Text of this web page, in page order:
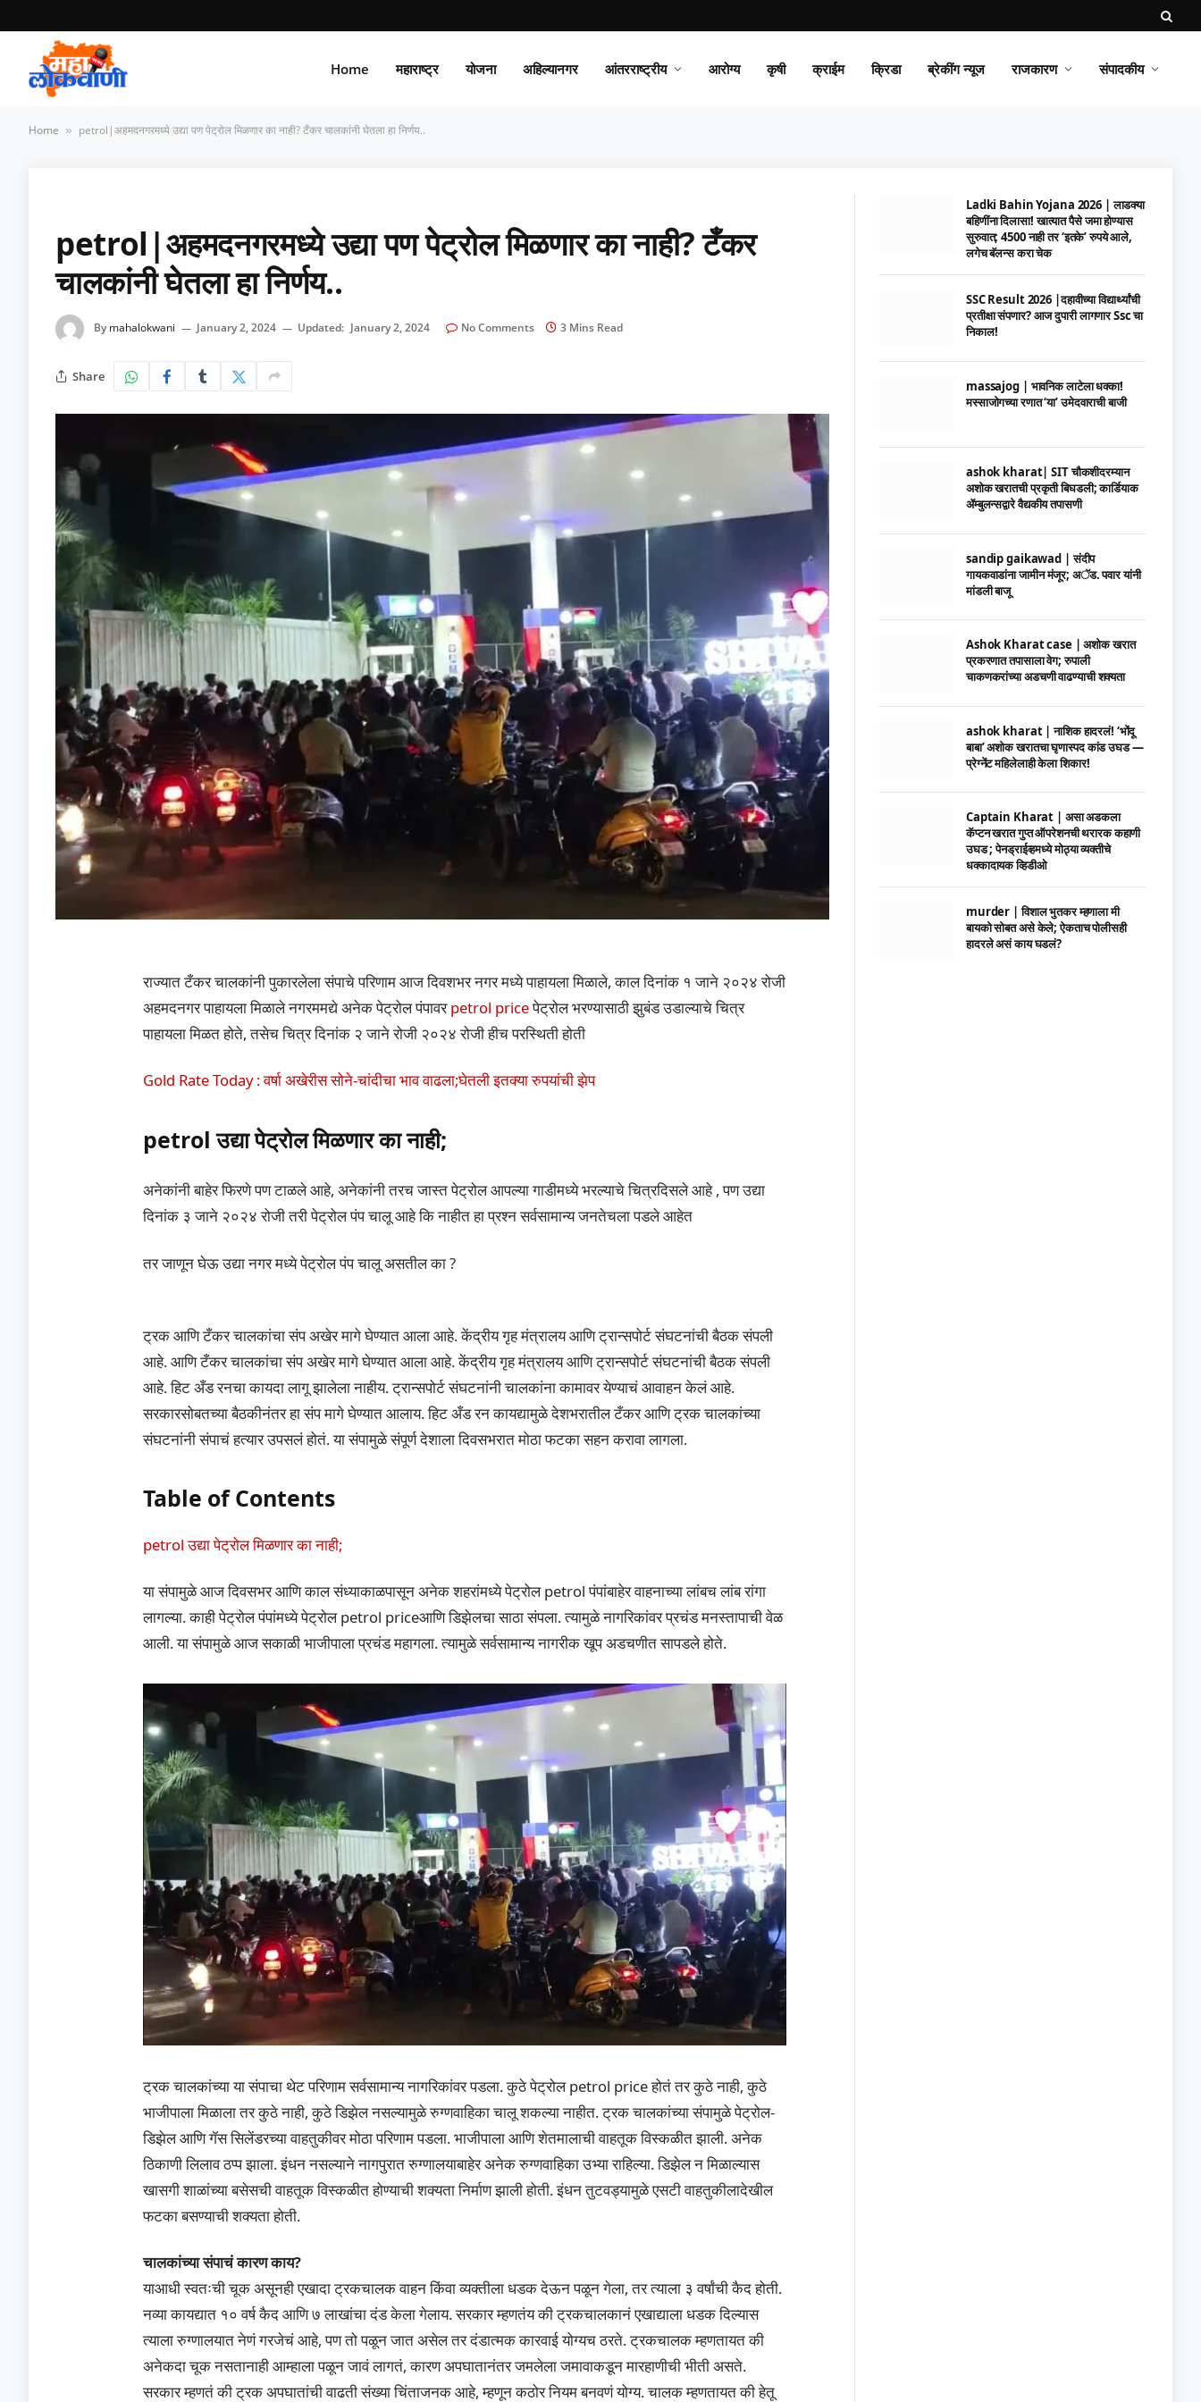
Home महाराष्ट्र योजना अहिल्यानगर आंतरराष्ट्रीय आरोग्य कृषी क्राईम क्रिडा ब्रेकींग न्यूज राजकारण संपादकीय
Home » petrol|अहमदनगरमध्ये उद्या पण पेट्रोल मिळणार का नाही? टँकर चालकांनी घेतला हा निर्णय..
petrol|अहमदनगरमध्ये उद्या पण पेट्रोल मिळणार का नाही? टँकर
चालकांनी घेतला हा निर्णय..
By mahalokwani January 2, 2024 Updated: January 2, 2024 No Comments 3 Mins Read
Share
राज्यात टँकर चालकांनी पुकारलेला संपाचे परिणाम आज दिवशभर नगर मध्ये पाहायला मिळाले, काल दिनांक १ जाने २०२४ रोजी
अहमदनगर पाहायला मिळाले नगरममद्ये अनेक पेट्रोल पंपावरpetrol priceपेट्रोल भरण्यासाठी झुबंड उडाल्याचे चित्र
पाहायला मिळत होते, तसेच चित्र दिनांक २ जाने रोजी २०२४ रोजी हीच परस्थिती होती
Gold Rate Today : वर्षा अखेरीस सोने-चांदीचा भाव वाढला;घेतली इतक्या रुपयांची झेप
petrol उद्या पेट्रोल मिळणार का नाही;
अनेकांनी बाहेर फिरणे पण टाळले आहे, अनेकांनी तरच जास्त पेट्रोल आपल्या गाडीमध्ये भरल्याचे चित्रदिसले आहे , पण उद्या
दिनांक ३ जाने २०२४ रोजी तरी पेट्रोल पंप चालू आहे कि नाहीत हा प्रश्न सर्वसामान्य जनतेचला पडले आहेत
तर जाणून घेऊ उद्या नगर मध्ये पेट्रोल पंप चालू असतील का ?
ट्रक आणि टँकर चालकांचा संप अखेर मागे घेण्यात आला आहे. केंद्रीय गृह मंत्रालय आणि ट्रान्सपोर्ट संघटनांची बैठक संपली
आहे. आणि टँकर चालकांचा संप अखेर मागे घेण्यात आला आहे. केंद्रीय गृह मंत्रालय आणि ट्रान्सपोर्ट संघटनांची बैठक संपली
आहे. हिट अँड रनचा कायदा लागू झालेला नाहीय. ट्रान्सपोर्ट संघटनांनी चालकांना कामावर येण्याचं आवाहन केलं आहे.
सरकारसोबतच्या बैठकीनंतर हा संप मागे घेण्यात आलाय. हिट अँड रन कायद्यामुळे देशभरातील टँकर आणि ट्रक चालकांच्या
संघटनांनी संपाचं हत्यार उपसलं होतं. या संपामुळे संपूर्ण देशाला दिवसभरात मोठा फटका सहन करावा लागला.
Table of Contents
petrol उद्या पेट्रोल मिळणार का नाही;
या संपामुळे आज दिवसभर आणि काल संध्याकाळपासून अनेक शहरांमध्ये पेट्रोल petrol पंपांबाहेर वाहनाच्या लांबच लांब रांगा
लागल्या. काही पेट्रोल पंपांमध्ये पेट्रोल petrol priceआणि डिझेलचा साठा संपला. त्यामुळे नागरिकांवर प्रचंड मनस्तापाची वेळ
आली. या संपामुळे आज सकाळी भाजीपाला प्रचंड महागला. त्यामुळे सर्वसामान्य नागरीक खूप अडचणीत सापडले होते.
ट्रक चालकांच्या या संपाचा थेट परिणाम सर्वसामान्य नागरिकांवर पडला. कुठे पेट्रोल petrol price होतं तर कुठे नाही, कुठे
भाजीपाला मिळाला तर कुठे नाही, कुठे डिझेल नसल्यामुळे रुग्णवाहिका चालू शकल्या नाहीत. ट्रक चालकांच्या संपामुळे पेट्रोल-
डिझेल आणि गॅस सिलेंडरच्या वाहतुकीवर मोठा परिणाम पडला. भाजीपाला आणि शेतमालाची वाहतूक विस्कळीत झाली. अनेक
ठिकाणी लिलाव ठप्प झाला. इंधन नसल्याने नागपुरात रुग्णालयाबाहेर अनेक रुग्णवाहिका उभ्या राहिल्या. डिझेल न मिळाल्यास
खासगी शाळांच्या बसेसची वाहतूक विस्कळीत होण्याची शक्यता निर्माण झाली होती. इंधन तुटवड्यामुळे एसटी वाहतुकीलादेखील
फटका बसण्याची शक्यता होती.
चालकांच्या संपाचं कारण काय?
याआधी स्वतःची चूक असूनही एखादा ट्रकचालक वाहन किंवा व्यक्तीला धडक देऊन पळून गेला, तर त्याला ३ वर्षांची कैद होती.
नव्या कायद्यात १० वर्ष कैद आणि ७ लाखांचा दंड केला गेलाय. सरकार म्हणतंय की ट्रकचालकानं एखाद्याला धडक दिल्यास
त्याला रुग्णालयात नेणं गरजेचं आहे, पण तो पळून जात असेल तर दंडात्मक कारवाई योग्यच ठरते. ट्रकचालक म्हणतायत की
अनेकदा चूक नसतानाही आम्हाला पळून जावं लागतं, कारण अपघातानंतर जमलेला जमावाकडून मारहाणीची भीती असते.
सरकार म्हणतं की ट्रक अपघातांची वाढती संख्या चिंताजनक आहे, म्हणून कठोर नियम बनवणं योग्य. चालक म्हणतायत की हेतू
Ladki Bahin Yojana 2026 | लाडक्या
बहिणींना दिलासा! खात्यात पैसे जमा होण्यास
सुरुवात; 4500 नाही तर ‘इतके’ रुपये आले,
लगेच बॅलन्स करा चेक
SSC Result 2026 |दहावीच्या विद्यार्थ्यांची
प्रतीक्षा संपणार? आज दुपारी लागणार Ssc चा
निकाल!
massajog | भावनिक लाटेला धक्का!
मस्साजोगच्या रणात ‘या’ उमेदवाराची बाजी
ashok kharat| SIT चौकशीदरम्यान
अशोक खरातची प्रकृती बिघडली; कार्डियाक
ॲम्बुलन्सद्वारे वैद्यकीय तपासणी
sandip gaikawad | संदीप
गायकवाडांना जामीन मंजूर; अॅड. पवार यांनी
मांडली बाजू
Ashok Kharat case | अशोक खरात
प्रकरणात तपासाला वेग; रुपाली
चाकणकरांच्या अडचणी वाढण्याची शक्यता
ashok kharat | नाशिक हादरलं! ‘भोंदू
बाबा’ अशोक खरातचा घृणास्पद कांड उघड —
प्रेग्नेंट महिलेलाही केला शिकार!
Captain Kharat | असा अडकला
कॅप्टन खरात गुप्त ऑपरेशनची थरारक कहाणी
उघड ; पेनड्राईव्हमध्ये मोठ्या व्यक्तीचे
धक्कादायक व्हिडीओ
murder | विशाल भुतकर म्हणाला मी
बायको सोबत असे केले; ऐकताच पोलीसही
हादरले असं काय घडलं?